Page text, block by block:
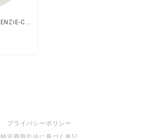
ヴィンテージ MACKENZiE-CHilds ガラス花瓶
プライバシーポリシー